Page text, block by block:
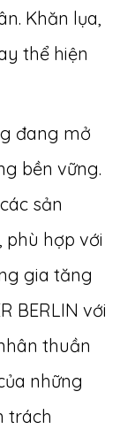
Khăn lụa,
thể hiện
đang mở
bền vững.
sản
hợp với
gia tăng
BERLIN với
thuần
những
trách